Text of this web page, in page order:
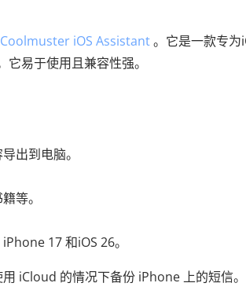
Coolmuster iOS Assistant。它是一款专为
易于使用且兼容性强。
出到电脑。
等。
17 和iOS 26。
iCloud 的情况下备份 iPhone 上的短信。